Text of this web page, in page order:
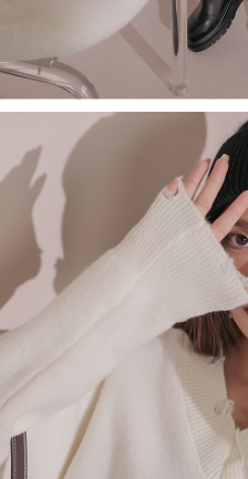
"Pembayaran Ansuran Gogo",
anda (termasuk nama, telefon atau
pengumpulan, pemprosesan dan
semakan dan pembetulan data
Taiwan Mobile.
3. Sila baca syarat perkhidmatan
pautan berikut: https://oppay.tw/